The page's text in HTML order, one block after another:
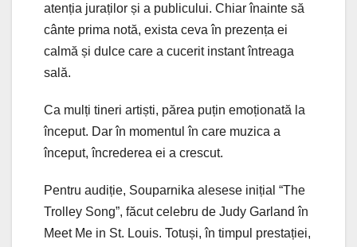
atenția juraților și a publicului. Chiar înainte să
cânte prima notă, exista ceva în prezența ei
calmă și dulce care a cucerit instant întreaga
sală.
Ca mulți tineri artiști, părea puțin emoționată la
început. Dar în momentul în care muzica a
început, încrederea ei a crescut.
Pentru audiție, Souparnika alesese inițial “The
Trolley Song”, făcut celebru de Judy Garland în
Meet Me in St. Louis. Totuși, în timpul prestației,